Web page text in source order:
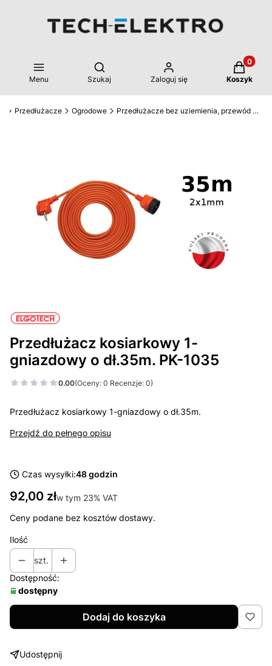
Menu
Otwórz wyszukiwarkę
Szukaj Zaloguj się Koszyk
Przedłużacze Ogrodowe Przedłużacze bez uziemienia, przewód 2x1mm
Przedłużacz kosiarkowy 1-
gniazdowy o dł.35m. PK-1035
0.00(Oceny: 0 Recenzje: 0)
Przedłużacz kosiarkowy 1-gniazdowy o dł.35m.
Przejdź do pełnego opisu
Czas wysyłki:48 godzin
Cena
92,00 złw tym 23% VAT
w tym 23% VAT
Ceny podane bez kosztów dostawy.
Ilość
szt.
Dostępność:
dostępny
Dodaj do koszyka
Udostępnij